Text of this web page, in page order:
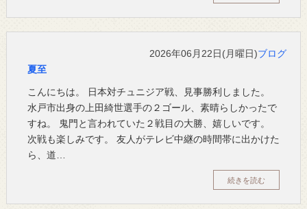
2026年06月22日(月曜日)ブログ
夏至
こんにちは。 日本対チュニジア戦、見事勝利しました。
水戸市出身の上田綺世選手の２ゴール、素晴らしかったで
すね。 鬼門と言われていた２戦目の大勝、嬉しいです。
次戦も楽しみです。 友人がテレビ中継の時間帯に出かけた
ら、道…
続きを読む